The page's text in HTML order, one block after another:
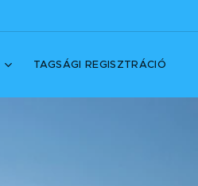
TAGSÁGI REGISZTRÁCIÓ